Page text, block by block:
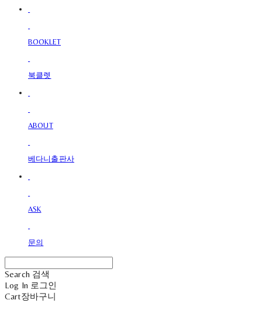
BOOKLET
북클렛
ABOUT
베다니출판사
ASK
문의
Search 검색
Log In 로그인
Cart장바구니